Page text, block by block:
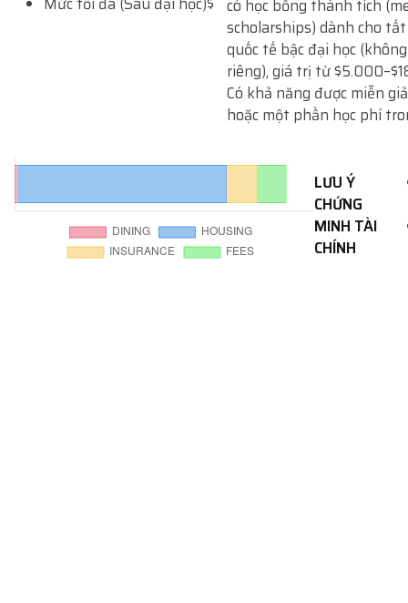
có học bổng thành tích
scholarships) dành cho
quốc tế bậc đại học
riêng), giá trị từ
Có khả năng được miễn
hoặc một phần học phí
LƯU Ý
CHỨNG
MINH TÀI
CHÍNH